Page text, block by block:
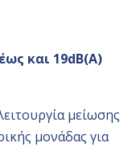
έως και 19dB(A)
μείωσης
μονάδας για